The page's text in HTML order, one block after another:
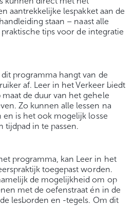
aantrekkelijke lespakket aan de
staan – naast alle
tips voor de integratie
programma hangt van de
af. Leer in het Verkeer biedt
de duur van het gehele
Zo kunnen alle lessen na
is het ook mogelijk losse
tijdpad in te passen.
programma, kan Leer in het
toegepast worden.
de mogelijkheid om op
met de oefenstraat én in de
lesborden en -tegels. Om dit